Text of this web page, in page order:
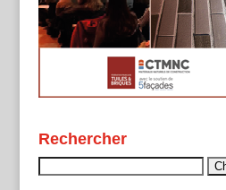
Rechercher